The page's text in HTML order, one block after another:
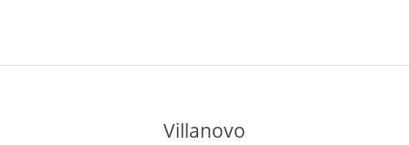
Villanovo